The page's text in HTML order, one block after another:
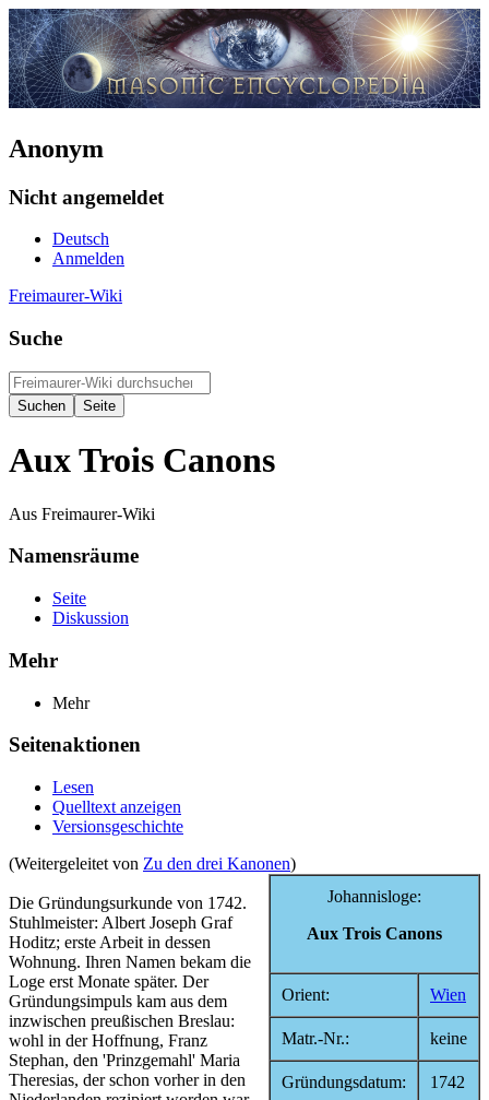
Anonym
Nicht angemeldet
Deutsch
Anmelden
Freimaurer-Wiki
Suche
Aux Trois Canons
Aus Freimaurer-Wiki
Namensräume
Seite
Diskussion
Mehr
Mehr
Seitenaktionen
Lesen
Quelltext anzeigen
Versionsgeschichte
(Weitergeleitet von Zu den drei Kanonen)
Johannisloge:
Aux Trois Canons
Orient: Wien
Matr.-Nr.: keine
Gründungsdatum: 1742
Die Gründungsurkunde von 1742.
Stuhlmeister: Albert Joseph Graf
Hoditz; erste Arbeit in dessen
Wohnung. Ihren Namen bekam die
Loge erst Monate später. Der
Gründungsimpuls kam aus dem
inzwischen preußischen Breslau:
wohl in der Hoffnung, Franz
Stephan, den 'Prinzgemahl' Maria
Theresias, der schon vorher in den